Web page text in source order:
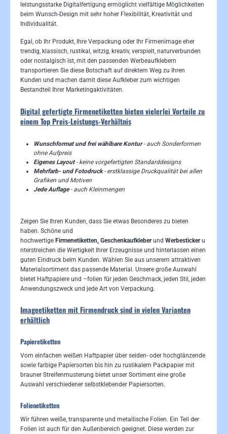
leistungsstarke Digitalfertigung ermöglicht vielfältige Möglichkeiten
beim Wunsch-Design mit sehr hoher Flexibilität, Kreativität und
Individualität.
Egal, ob Ihr Produkt, Ihre Verpackung oder Ihr Firmenimage eher
trendig, klassisch, rustikal, witzig, kreativ, verspielt, naturverbunden
oder nostalgisch ist, mit den passenden Werbeaufklebern
transportieren Sie diese Botschaft auf direktem Weg zu Ihren
Kunden und machen damit diese Aufkleber zum wichtigen
Bestandteil Ihrer Marketingaktivitäten.
Digital gefertigte Firmenetiketten bieten vielerlei Vorteile zu
einem Top Preis-Leistungs-Verhältnis
Wunschformat und frei wählbare Kontur- auch Sonderformen
ohne Aufpreis
Eigenes Layout- keine vorgefertigten Standarddesigns
Mehrfarb- und Fotodruck- erstklassige Druckqualität bei allen
Grafiken und Motiven
Jede Auflage- auch Kleinmengen
Zeigen Sie Ihren Kunden, dass Sie etwas Besonderes zu bieten
haben. Schöne und
hochwertige Firmenetiketten, Geschenkaufkleber und Werbesticker u
nterstreichen die Wertigkeit Ihrer Erzeugnisse und hinterlassen einen
guten Eindruck beim Kunden. Wählen Sie aus unserem attraktiven
Materialsortiment das passende Material. Unsere große Auswahl
bietet Haftpapiere und –folien für jeden Geschmack, jeden Stil, jeden
Anwendungszweck und jede Art von Verpackung.
Imageetiketten mit Firmendruck sind in vielen Varianten
erhältlich
Papieretiketten
Vom einfachen weißen Haftpapier über seiden- oder hochglänzende
sowie farbige Papiersorten bis hin zu rustikalem Packpapier mit
brauner Streifenmusterung bietet unser Sortiment eine große
Auswahl verschiedener selbstklebender Papiersorten.
Folienetiketten
Wir führen weiße, transparente und metallische Folien. Ein Teil der
Folien ist auch für den Außenbereich geeignet. Diese werden zur